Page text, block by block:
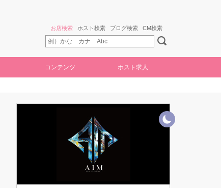
お店検索 ホスト検索 ブログ検索 CM検索
コンテンツ ホスト求人